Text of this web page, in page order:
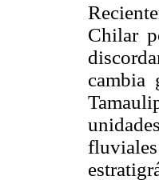
Chilar
cambia